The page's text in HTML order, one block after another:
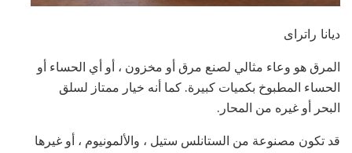
ديانا راتراى
المرق هو وعاء مثالي لصنع مرق أو مخزون ، أو أي الحساء أو
الحساء المطبوخ بكميات كبيرة. كما أنه خيار ممتاز لسلق
البحر أو غيره من المحار.
قد تكون مصنوعة من الستانلس ستيل ، والألمونيوم ، أو غيرها